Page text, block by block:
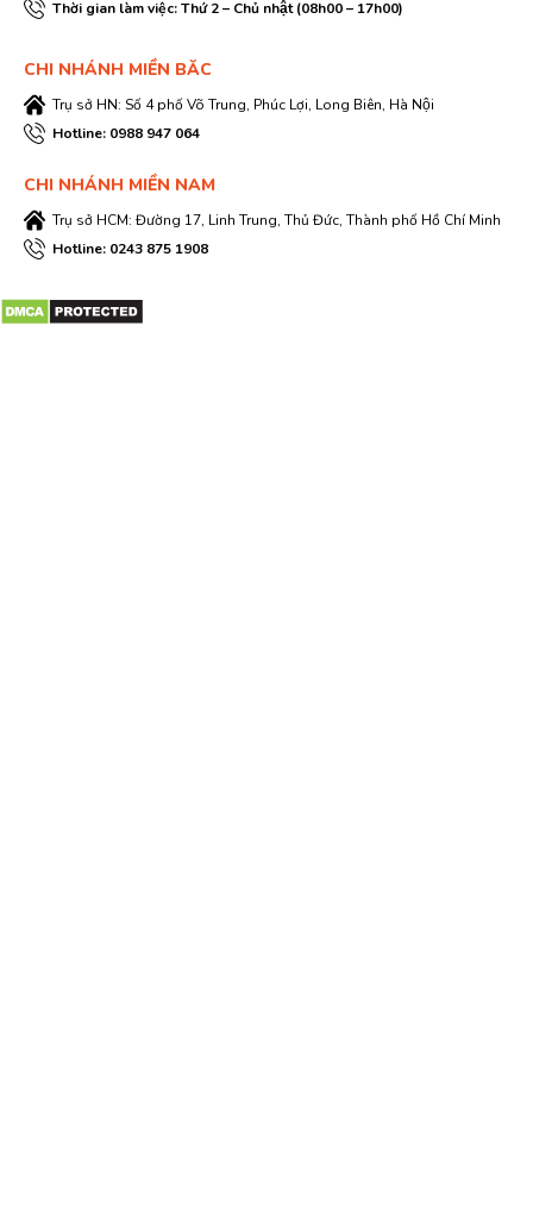
Thời gian làm việc: Thứ 2 – Chủ nhật (08h00 – 17h00)
CHI NHÁNH MIỀN BĂC
Trụ sở HN: Số 4 phố Võ Trung, Phúc Lợi, Long Biên, Hà Nội
Hotline: 0988 947 064
CHI NHÁNH MIỀN NAM
Trụ sở HCM: Đường 17, Linh Trung, Thủ Đức, Thành phố Hồ Chí Minh
Hotline: 0243 875 1908